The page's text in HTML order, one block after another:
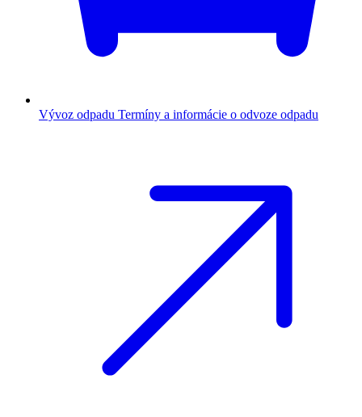
Vývoz odpadu Termíny a informácie o odvoze odpadu